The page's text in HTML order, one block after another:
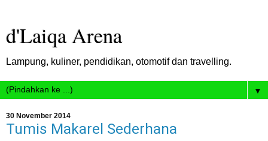
d'Laiqa Arena
Lampung, kuliner, pendidikan, otomotif dan travelling.
▼
30 November 2014
Tumis Makarel Sederhana